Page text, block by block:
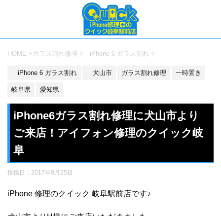
HOME > ガラス割れ修理 > iPhone 6 ガラス割れ >
iPhone 6 ガラス割れ 犬山市 ガラス割れ修理 一時置き
岐阜県 愛知県
iPhone6ガラス割れ修理に犬山市より
ご来店！アイフォン修理のクイック岐
阜
投稿日： 2017年9月25日
iPhone 修理のクイック 岐阜駅前店です♪